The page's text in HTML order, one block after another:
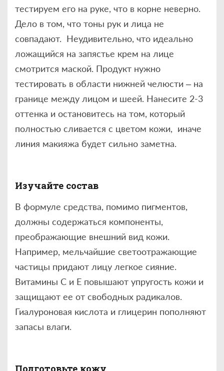
тестируем его на руке, что в корне неверно.
Дело в том, что тоны рук и лица не
совпадают. Неудивительно, что идеально
ложащийся на запястье крем на лице
смотрится маской. Продукт нужно
тестировать в области нижней челюсти – на
границе между лицом и шеей. Нанесите 2-3
оттенка и остановитесь на том, который
полностью сливается с цветом кожи, иначе
линия макияжа будет сильно заметна.
Изучайте состав
В формуле средства, помимо пигментов,
должны содержаться компоненты,
преображающие внешний вид кожи.
Например, мельчайшие светоотражающие
частицы придают лицу легкое сияние.
Витамины С и Е повышают упругость кожи и
защищают ее от свободных радикалов.
Гиалуроновая кислота и глицерин пополняют
запасы влаги.
Подготовьте кожу